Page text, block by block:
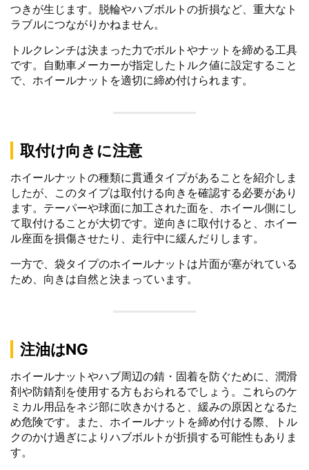
つきが生じます。脱輪やハブボルトの折損など、重大なト
ラブルにつながりかねません。
トルクレンチは決まった力でボルトやナットを締める工具
です。自動車メーカーが指定したトルク値に設定すること
で、ホイールナットを適切に締め付けられます。
取付け向きに注意
ホイールナットの種類に貫通タイプがあることを紹介しま
したが、このタイプは取付ける向きを確認する必要があり
ます。テーパーや球面に加工された面を、ホイール側にし
て取付けることが大切です。逆向きに取付けると、ホイー
ル座面を損傷させたり、走行中に緩んだりします。
一方で、袋タイプのホイールナットは片面が塞がれている
ため、向きは自然と決まっています。
注油はNG
ホイールナットやハブ周辺の錆・固着を防ぐために、潤滑
剤や防錆剤を使用する方もおられるでしょう。これらのケ
ミカル用品をネジ部に吹きかけると、緩みの原因となるた
め危険です。また、ホイールナットを締め付ける際、トル
クのかけ過ぎによりハブボルトが折損する可能性もありま
す。